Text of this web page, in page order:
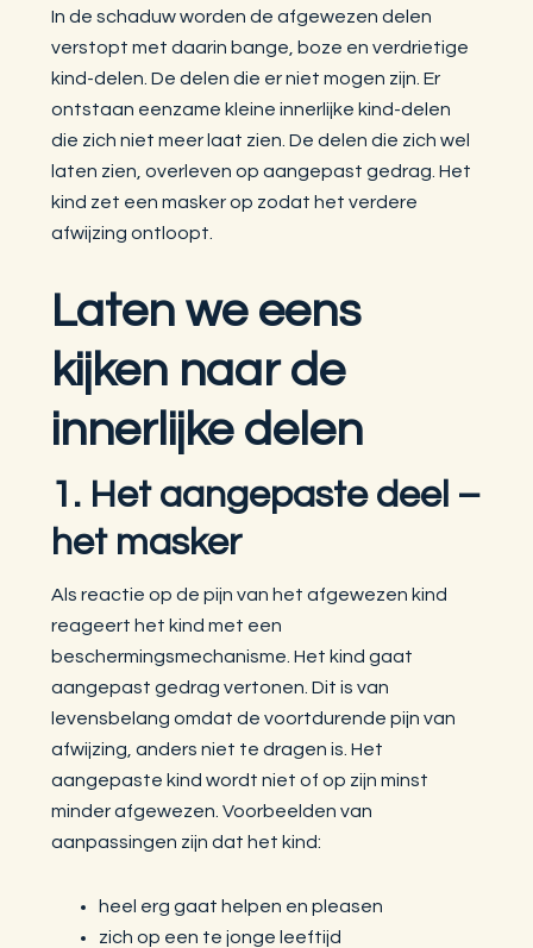
In de schaduw worden de afgewezen delen
verstopt met daarin bange, boze en verdrietige
kind-delen. De delen die er niet mogen zijn. Er
ontstaan eenzame kleine innerlijke kind-delen
die zich niet meer laat zien. De delen die zich wel
laten zien, overleven op aangepast gedrag. Het
kind zet een masker op zodat het verdere
afwijzing ontloopt.
Laten we eens
kijken naar de
innerlijke delen
1. Het aangepaste deel –
het masker
Als reactie op de pijn van het afgewezen kind
reageert het kind met een
beschermingsmechanisme. Het kind gaat
aangepast gedrag vertonen. Dit is van
levensbelang omdat de voortdurende pijn van
afwijzing, anders niet te dragen is. Het
aangepaste kind wordt niet of op zijn minst
minder afgewezen. Voorbeelden van
aanpassingen zijn dat het kind:
heel erg gaat helpen en pleasen
zich op een te jonge leeftijd